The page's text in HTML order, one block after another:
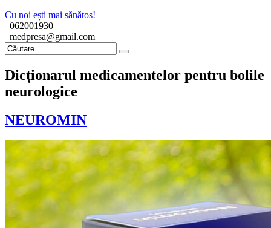
Cu noi ești mai sănătos!
062001930
medpresa@gmail.com
Dicționarul medicamentelor pentru bolile
neurologice
NEUROMIN